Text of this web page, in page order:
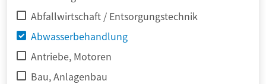
Abfallwirtschaft / Entsorgungstechnik
Abwasserbehandlung
Antriebe, Motoren
Bau, Anlagenbau